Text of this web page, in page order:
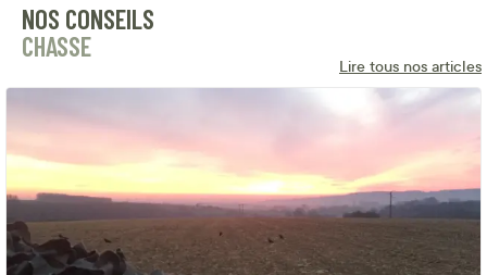
NOS CONSEILS
CHASSE
Lire tous nos articles